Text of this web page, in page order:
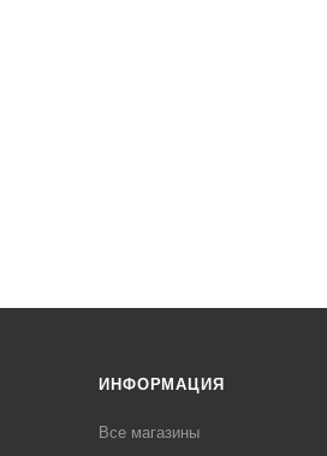
ИНФОРМАЦИЯ
Все магазины